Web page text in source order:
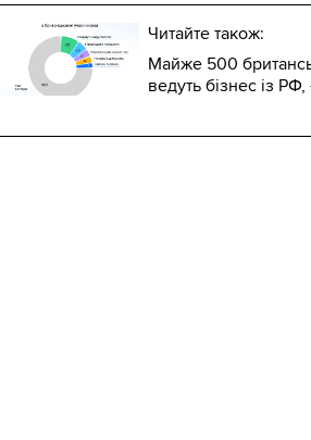
Читайте також:
Майже 500
ведуть бізнес із